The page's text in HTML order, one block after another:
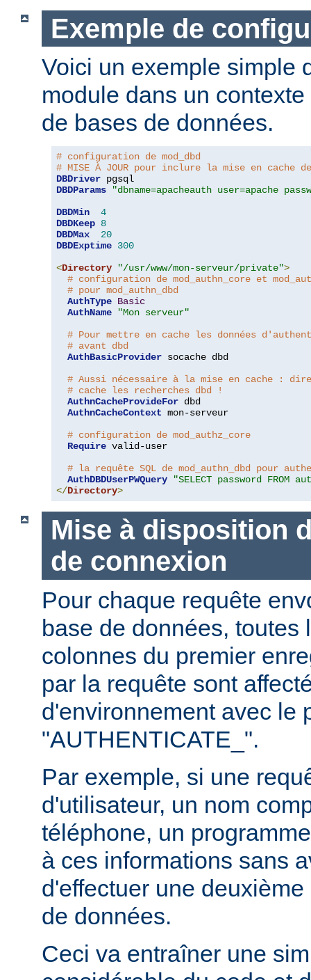
Exemple de
Voici un exemple simple
module dans un
de bases de données.
# configuration de mod_dbd
# MISE À JOUR pour inclure la mise en
DBDriver
DBDParams
"dbname=apacheauth user=apache
DBDMin
4
DBDKeep 8
DBDMax
20
DBDExptime 300
<Directory "/usr/www/mon-serveur/private">
# configuration de mod_authn_core et
# pour mod_authn_dbd
AuthType Basic
AuthName
"Mon serveur"
# Pour mettre en cache les données
# avant dbd
AuthBasicProvider socache dbd
# Aussi nécessaire à la mise en cache :
# cache les recherches dbd !
AuthnCacheProvideFor dbd
AuthnCacheContext mon-serveur
# configuration de mod_authz_core
Require valid-user
# la requête SQL de mod_authn_dbd pour
AuthDBDUserPWQuery
"SELECT password FROM
</Directory>
Mise à disposition
de connexion
Pour chaque requête
base de données, toutes
colonnes du premier
par la requête sont
d'environnement avec le
"AUTHENTICATE_".
Par exemple, si une
d'utilisateur, un nom
téléphone, un
à ces informations sans
d'effectuer une
de données.
Ceci va entraîner une